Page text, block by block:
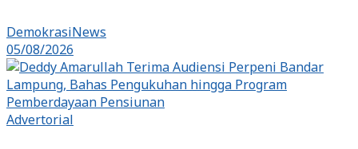
DemokrasiNews
05/08/2026
Advertorial